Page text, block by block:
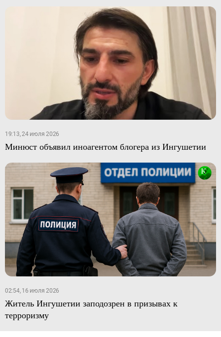
19:13, 24 июля 2026
Минюст объявил иноагентом блогера из Ингушетии
02:54, 16 июля 2026
Житель Ингушетии заподозрен в призывах к
терроризму